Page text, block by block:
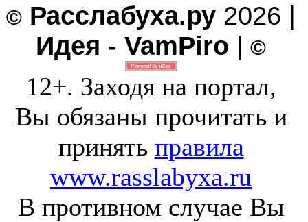
© Расслабуха.ру 2026 |
Идея - VamPiro | ©
12+. Заходя на портал,
Вы обязаны прочитать и
принять правила
www.rasslabyxa.ru
В противном случае Вы